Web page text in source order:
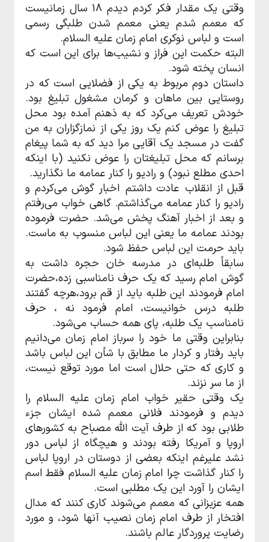
وقتی یک مقدار فکر کردم دیدم ۱۸ سال زمانیست
که معمم شدم یعنی معمم شدن طلبگی رسمی
است و لباس نوکری امام زمان علیه السلام.
البته حکمت این فراز و نشیب‌ها برای این است که
انسان پخته شود.
داستان دوم مربوط به یکی از فضلایی است که در
روستایی بین ماهان و کرمان مشغول تبلیغ بود.
خودش تعریف می‌کرد که به ذهنم آمده بود محل
تبلیغ را عوض کنم یک روز یکی از نمازگزاران به من
گفت در مسجد یک آقایی مرا دید که به شما پیغام
برسانم که محل تبلیغتان را عوض نکنید (با اینکه
احدی مطلع نبود) و رادیو را کنار عمامه ما نگذارید.
قبل از انقلاب عادت داشتم اخبار گوش می‌کردم و
رادیو را کنار عمامه می‌گذاشتم. گاهی خواب می‌رفتم
و بعد از اخبار آهنگ پخش می‌شد. حضرت فرموده
بودند عمامه ما یعنی این لباس منسوب به ماست.
باید حرمت این لباس حفظ شود.
سابقاً طلبه‌ای در مدرسه خان حجره داشت به
گوش امام رسید که یک حرف نامناسبی زده،حضرت
امام فرمودند این طلبه باید از قم برود،هرچه گفتند
طلبه درس‌ خوانیست، امام فرمود نه ، حرف
نامناسب یک طلبه، پای همه حساب می‌شود.
بنابراین وقتی ما خود را سرباز امام زمان می‌دانیم
باید رفتار و کردار ما مطابق با شأن این لباس باشد
و کاری که حتی حلال است اما مورد توقع نیست،
از ما سر نزند.
یک وقتی حقیر خواب امام زمان علیه السلام را
دیدم و فرمودند فلانی معمم شده ایشان جزء
طلابی بود که از طرف آیت الله مصباح به کشورهای
اروپا و آمریکا رفته بودند و هیچگاه از لباس دور
نشد علیرغم اینکه بعضی از دوستان در اروپا لباس
را کنار گذاشت چرا امام زمان علیه السلام فقط اسم
ایشان را آورد این یک مطلبی است.
همه عزیزانی که معمم می‌شوند کاری کنند که مدال
افتخار از طرف امام زمان نصیب آنها شود، و مورد
رضایت پروردگار عالم باشند.